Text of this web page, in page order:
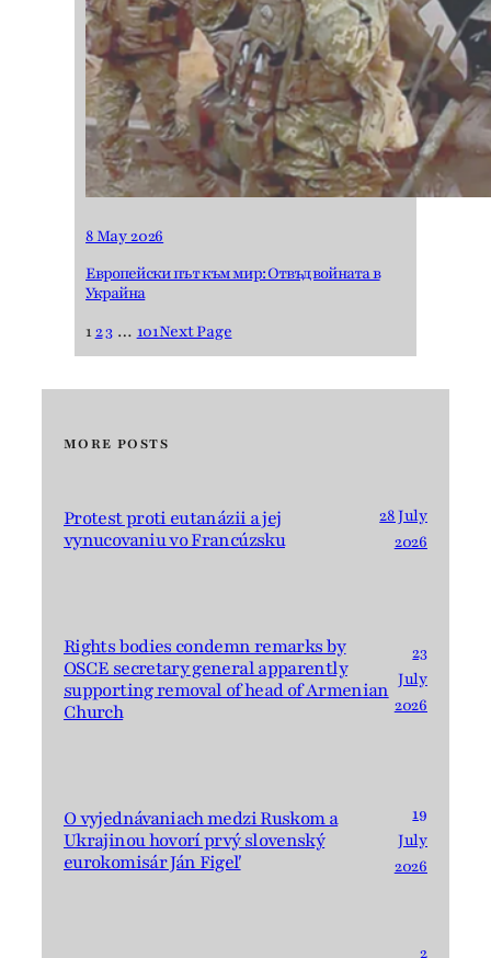
8 May 2026
Европейски път към мир: Отвъд войната в
Украйна
123 … 101Next Page
MORE POSTS
Protest proti eutanázii a jej
vynucovaniu vo Francúzsku
28 July
2026
Rights bodies condemn remarks by
OSCE secretary general apparently
supporting removal of head of Armenian
Church
23
July
2026
O vyjednávaniach medzi Ruskom a
Ukrajinou hovorí prvý slovenský
eurokomisár Ján Figeľ
19
July
2026
2